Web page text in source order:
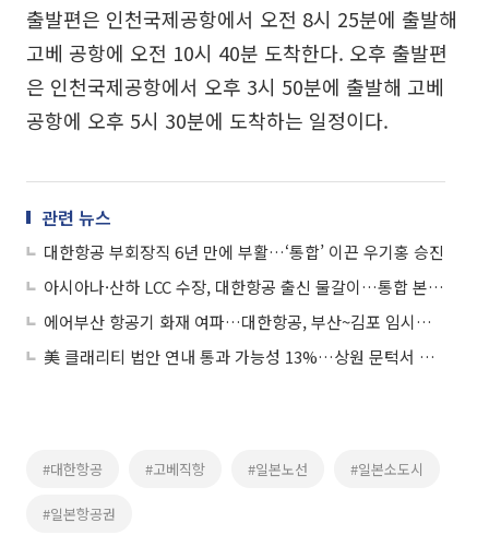
출발편은 인천국제공항에서 오전 8시 25분에 출발해
고베 공항에 오전 10시 40분 도착한다. 오후 출발편
은 인천국제공항에서 오후 3시 50분에 출발해 고베
공항에 오후 5시 30분에 도착하는 일정이다.
관련 뉴스
대한항공 부회장직 6년 만에 부활…‘통합’ 이끈 우기홍 승진
아시아나·산하 LCC 수장, 대한항공 출신 물갈이…통합 본격화
에어부산 항공기 화재 여파…대한항공, 부산~김포 임시편 30~31일 운항
美 클래리티 법안 연내 통과 가능성 13%…상원 문턱서 제동
#대한항공 #고베직항 #일본노선 #일본소도시
#일본항공권